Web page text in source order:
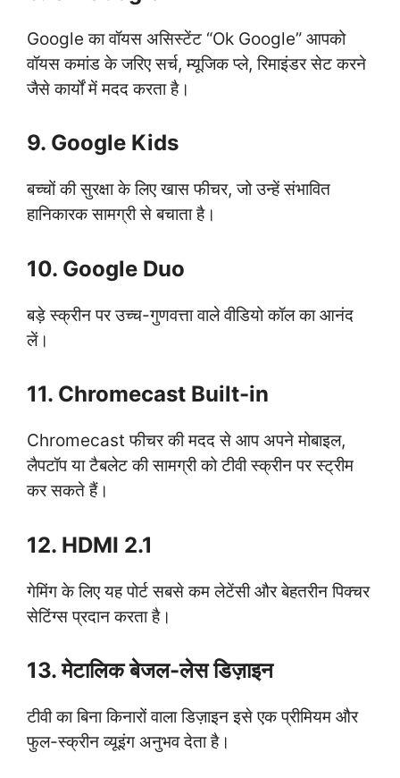
Google का वॉयस असिस्टेंट “Ok Google” आपको
वॉयस कमांड के जरिए सर्च, म्यूजिक प्ले, रिमाइंडर सेट करने
जैसे कार्यों में मदद करता है।
9. Google Kids
बच्चों की सुरक्षा के लिए खास फीचर, जो उन्हें संभावित
हानिकारक सामग्री से बचाता है।
10. Google Duo
बड़े स्क्रीन पर उच्च-गुणवत्ता वाले वीडियो कॉल का आनंद
लें।
11. Chromecast Built-in
Chromecast फीचर की मदद से आप अपने मोबाइल,
लैपटॉप या टैबलेट की सामग्री को टीवी स्क्रीन पर स्ट्रीम
कर सकते हैं।
12. HDMI 2.1
गेमिंग के लिए यह पोर्ट सबसे कम लेटेंसी और बेहतरीन पिक्चर
सेटिंग्स प्रदान करता है।
13. मेटालिक बेजल-लेस डिज़ाइन
टीवी का बिना किनारों वाला डिज़ाइन इसे एक प्रीमियम और
फुल-स्क्रीन व्यूइंग अनुभव देता है।